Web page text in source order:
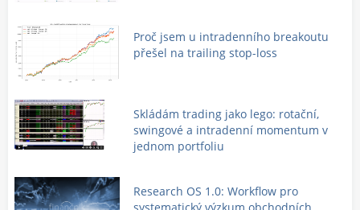
Proč jsem u intradenního breakoutu
přešel na trailing stop-loss
Skládám trading jako lego: rotační,
swingové a intradenní momentum v
jednom portfoliu
Research OS 1.0: Workflow pro